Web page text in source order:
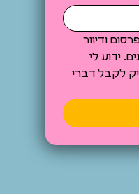
אני מאשר/ת קבלת פרסום ודיוור
באמצעי המדיה השונים. ידוע לי
שאוכל לבקש להפסיק לקבל דברי